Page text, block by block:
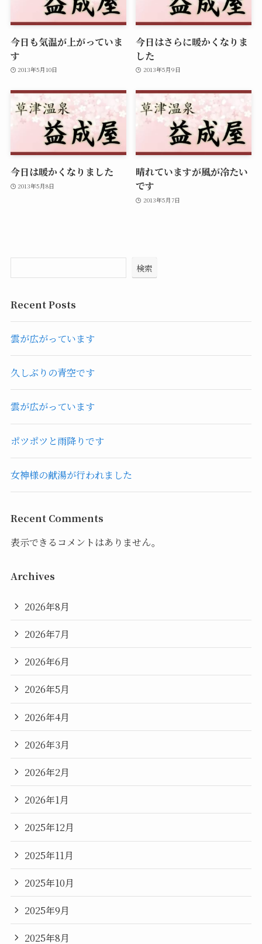
今日も気温が上がっていま
す
2013年5月10日
今日はさらに暖かくなりま
した
2013年5月9日
今日は暖かくなりました
2013年5月8日
晴れていますが風が冷たい
です
2013年5月7日
検索
Recent Posts
雲が広がっています
久しぶりの青空です
雲が広がっています
ポツポツと雨降りです
女神様の献湯が行われました
Recent Comments
表示できるコメントはありません。
Archives
2026年8月
2026年7月
2026年6月
2026年5月
2026年4月
2026年3月
2026年2月
2026年1月
2025年12月
2025年11月
2025年10月
2025年9月
2025年8月